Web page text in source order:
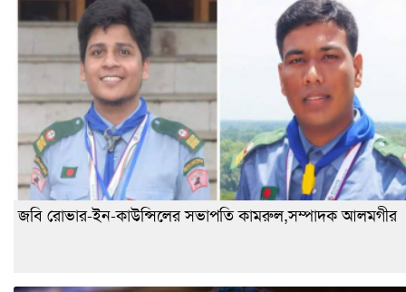
জবি রোভার-ইন-কাউন্সিলের সভাপতি কামরুল,সম্পাদক আলমগীর